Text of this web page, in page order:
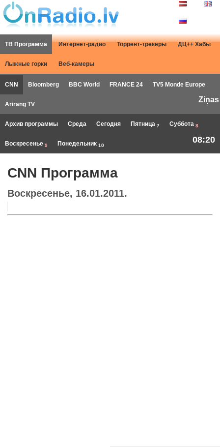
ТВ Программа Интернет-радио Торрент-трекеры ДЦ++ Хабы
Лыжные горки Веб-камеры
CNN Bloomberg BBC World FRANCE 24 TV5 Monde Europe
Arirang TV
Ziņas
Архив программы Среда Сегодня Пятница 7 Суббота 8
Воскресенье 9 Понедельник 10
08:20
CNN Программа
Воскресенье, 16.01.2011.